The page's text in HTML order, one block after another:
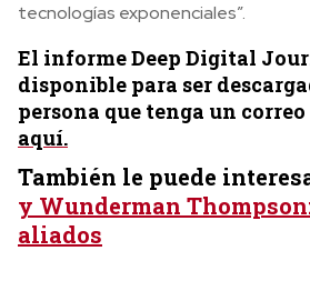
tecnologías exponenciales”.
El informe Deep Digital
disponible para ser
persona que tenga un
aquí.
También le puede
y Wunderman
aliados